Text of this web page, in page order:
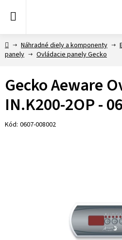
DomovNáhradné diely a komponenty
panely
Ovládacie panely Gecko
Gecko Aeware
IN.K200-2OP -
Kód: 0607-008002